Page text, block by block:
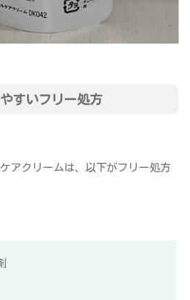
すいフリー処方
アクリームは、以下がフリー処方